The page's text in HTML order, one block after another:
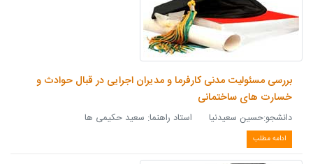
بررسی مسئولیت مدنی کارفرما و مدیران اجرایی در قبال حوادث و
خسارت های ساختمانی
دانشجو:حسین سعیدنیا استاد راهنما: سعید حکیمی ها
ادامه مطلب